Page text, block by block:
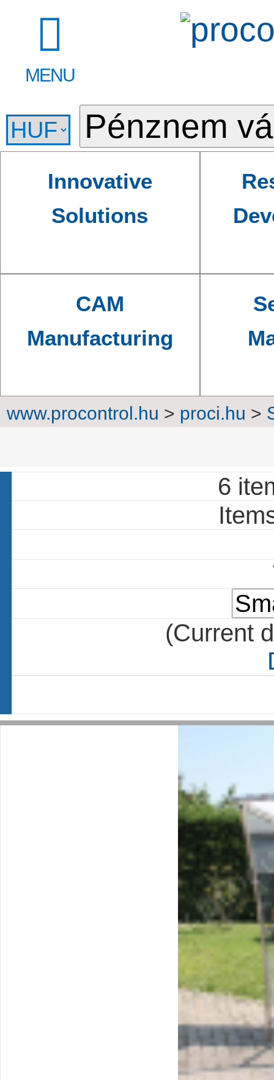
MENU
Innovative
Solutions
CAM
Manufacturing
www.procontrol.hu > proci.hu >
6
(Current